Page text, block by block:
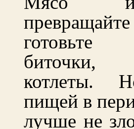
котлеты.
пищей в
лучше не